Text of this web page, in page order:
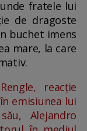
fratele lui
de dragoste
buchet imens
mare, la care
reacție
emisiunea lui
Alejandro